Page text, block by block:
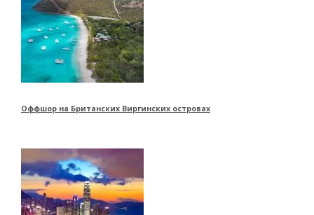
Оффшор на Британских Виргинских островах